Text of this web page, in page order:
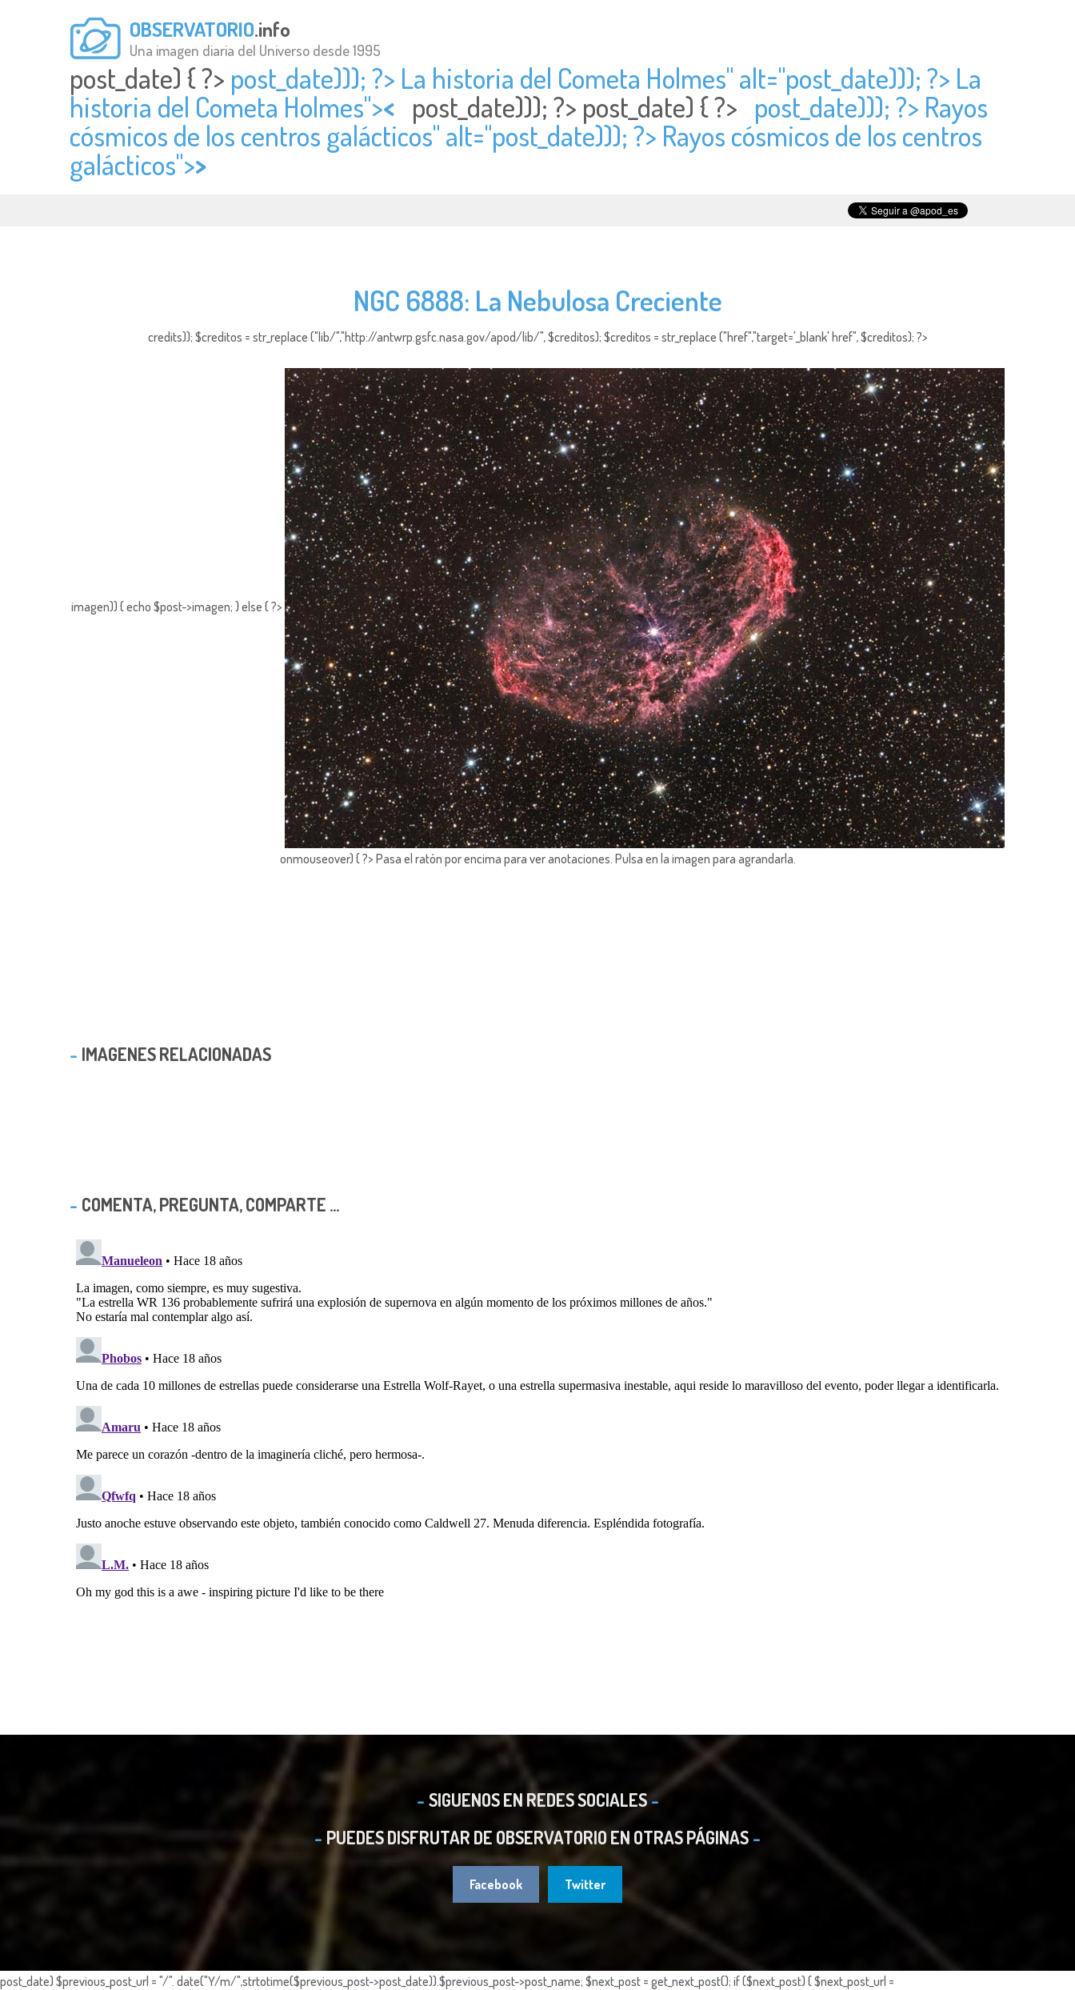
OBSERVATORIO.info
Una imagen diaria del Universo desde 1995
post_date) { ?> post_date))); ?> La historia del Cometa Holmes" alt="post_date))); ?> La
historia del Cometa Holmes">< post_date))); ?> post_date) { ?> post_date))); ?> Rayos
cósmicos de los centros galácticos" alt="post_date))); ?> Rayos cósmicos de los centros
galácticos">>
NGC 6888: La Nebulosa Creciente
credits)); $creditos = str_replace ("lib/","http://antwrp.gsfc.nasa.gov/apod/lib/", $creditos); $creditos = str_replace ("href","target='_blank' href", $creditos); ?>
imagen)) { echo $post->imagen; } else { ?>
onmouseover) { ?> Pasa el ratón por encima para ver anotaciones. Pulsa en la imagen para agrandarla.
IMAGENES RELACIONADAS
COMENTA, PREGUNTA, COMPARTE ...
SIGUENOS EN REDES SOCIALES
PUEDES DISFRUTAR DE OBSERVATORIO EN OTRAS PÁGINAS
Facebook Twitter
post_date) $previous_post_url = "/". date("Y/m/",strtotime($previous_post->post_date)).$previous_post->post_name; $next_post = get_next_post(); if ($next_post) { $next_post_url =